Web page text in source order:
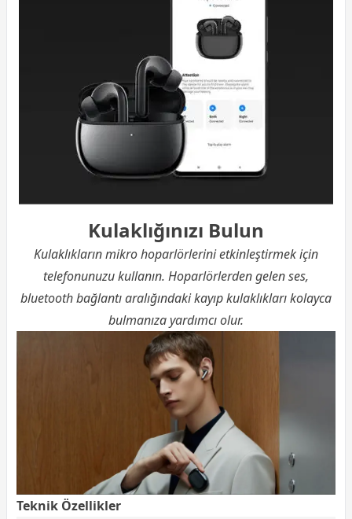
Kulaklığınızı Bulun
Kulaklıkların mikro hoparlörlerini etkinleştirmek için
telefonunuzu kullanın. Hoparlörlerden gelen ses,
bluetooth bağlantı aralığındaki kayıp kulaklıkları kolayca
bulmanıza yardımcı olur.
Teknik Özellikler